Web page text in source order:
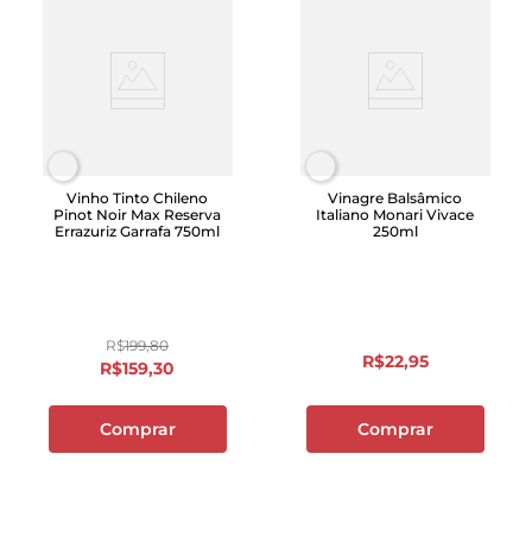
Vinho Tinto Chileno
Pinot Noir Max Reserva
Errazuriz Garrafa 750ml
R$199,80
R$159,30
Comprar
Vinagre Balsâmico
Italiano Monari Vivace
250ml
R$22,95
Comprar